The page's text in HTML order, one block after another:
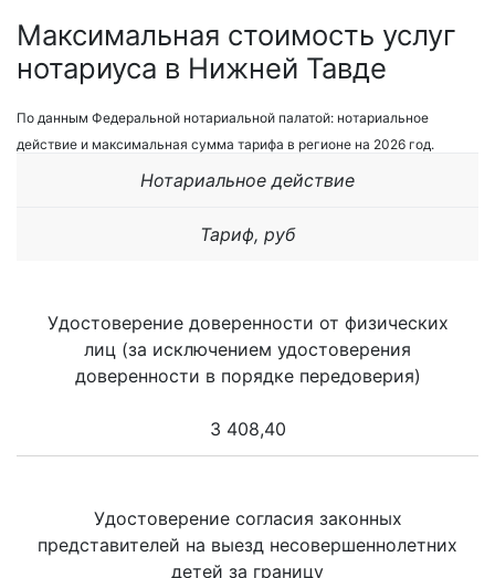
Максимальная стоимость услуг
нотариуса в Нижней Тавде
По данным Федеральной нотариальной палатой: нотариальное
действие и максимальная сумма тарифа в регионе на 2026 год.
Нотариальное действие
Тариф, руб
Удостоверение доверенности от физических
лиц (за исключением удостоверения
доверенности в порядке передоверия)
3 408,40
Удостоверение согласия законных
представителей на выезд несовершеннолетних
детей за границу